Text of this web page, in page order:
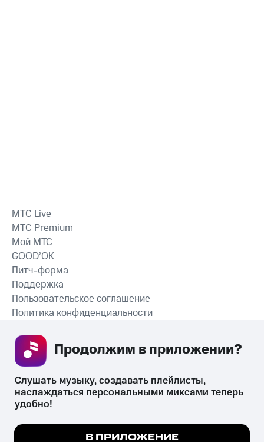
СКАЧАТЬ ПРИЛОЖЕНИЕ
MTС Live
MTС Premium
Мой МТС
GOOD’OK
Питч-форма
Поддержка
Пользовательское соглашение
Политика конфиденциальности
психотропных веществ, их аналогов причиняет вред здоровью,
их незаконный оборот запрещён и влечёт установленную
Мы используем куки, чтобы на сайте все
Слушать музыку, создавать плейлисты,
наслаждаться персональными миксами теперь
удобно!
В ПРИЛОЖЕНИЕ